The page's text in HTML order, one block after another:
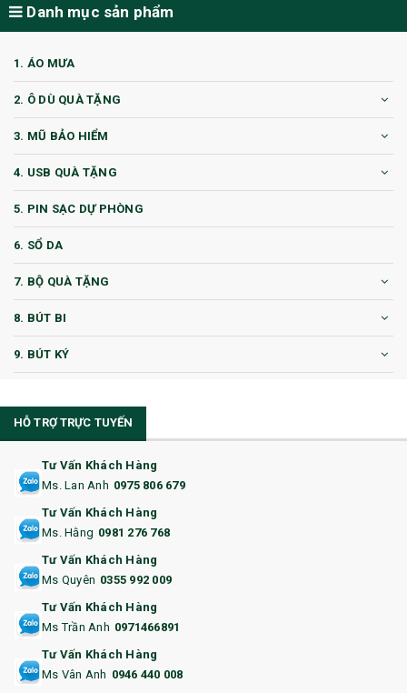
Danh mục sản phẩm
1. ÁO MƯA
2. Ô DÙ QUÀ TẶNG
3. MŨ BẢO HIỂM
4. USB QUÀ TẶNG
5. PIN SẠC DỰ PHÒNG
6. SỔ DA
7. BỘ QUÀ TẶNG
8. BÚT BI
9. BÚT KÝ
11. CỐC/BÌNH GIỮ NHIỆT
12. BÌNH NƯỚC
14. HỘP/VÍ ĐỰNG NAMECARD
15. BỘ BẤM MÓNG
16. BAO HỘ CHIẾU
18. ẤM CHÉN QUÀ TẶNG
HỖ TRỢ TRỰC TUYẾN
Tư Vấn Khách Hàng
Ms. Lan Anh 0975 806 679
Tư Vấn Khách Hàng
Ms. Hằng 0981 276 768
Tư Vấn Khách Hàng
Ms Quyên 0355 992 009
Tư Vấn Khách Hàng
Ms Trần Anh 0971466891
Tư Vấn Khách Hàng
Ms Vân Anh 0946 440 008